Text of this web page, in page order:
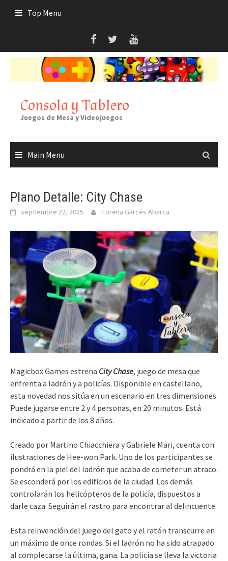
Top Menu
Consola y Tablero
Juegos de Mesa y Videojuegos
Main Menu
Plano Detalle: City Chase
septiembre 22, 2025 Lorena Garcés Abarca
Magicbox Games estrena City Chase, juego de mesa que
enfrenta a ladrón y a policías. Disponible en castellano,
esta novedad nos sitúa en un escenario en tres dimensiones.
Puede jugarse entre 2 y 4 personas, en 20 minutos. Está
indicado a partir de los 8 años.
Creado por Martino Chiacchiera y Gabriele Mari, cuenta con
ilustraciones de Hee-won Park. Uno de los participantes se
pondrá en la piel del ladrón que acaba de cometer un atraco.
Se esconderá por los edificios de la ciudad. Los demás
controlarán los helicópteros de la policía, dispuestos a
darle caza. Seguirán el rastro para encontrar al delincuente.
Esta reinvención del juego del gato y el ratón transcurre en
un máximo de once rondas. Si el ladrón no ha sido atrapado
al completarse la última, gana. La policía se lleva la victoria